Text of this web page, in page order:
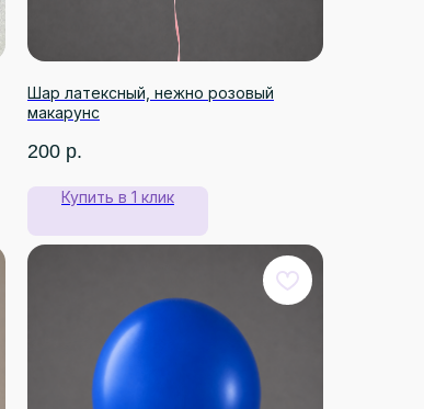
Шар латексный, нежно розовый
макарунс
200 р.
Купить в 1 клик